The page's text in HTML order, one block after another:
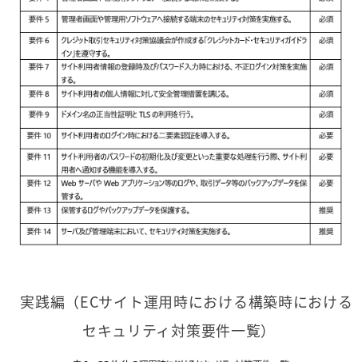
実践編（ECサイト運用時における構築時における
セキュリティ対策要件一覧）